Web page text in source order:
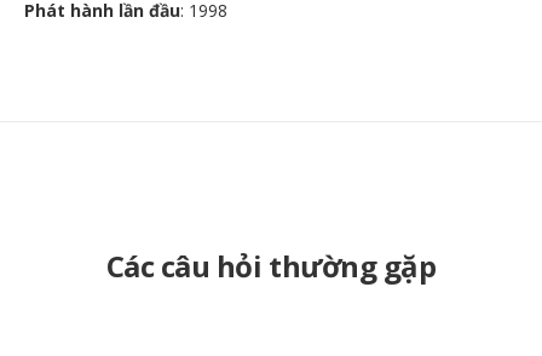
Phát hành lần đầu: 1998
Các câu hỏi thường gặp